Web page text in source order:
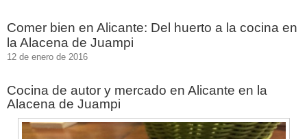
Comer bien en Alicante: Del huerto a la cocina en
la Alacena de Juampi
12 de enero de 2016
Cocina de autor y mercado en Alicante en la
Alacena de Juampi